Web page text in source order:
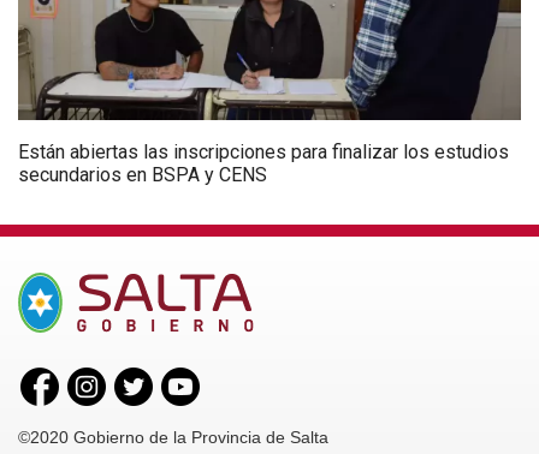
Están abiertas las inscripciones para finalizar los estudios
secundarios en BSPA y CENS
©2020 Gobierno de la Provincia de Salta